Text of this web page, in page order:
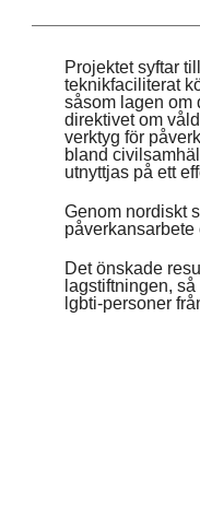
Projektet syftar
teknikfaciliterat
såsom lagen om
direktivet om
verktyg för
bland
utnyttjas på ett
Genom nordiskt
Det önskade
lagstiftningen,
lgbti-personer